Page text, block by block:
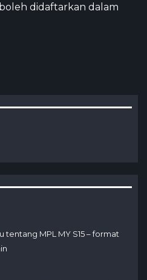
didaftarkan dalam
MPL MY S15 – format